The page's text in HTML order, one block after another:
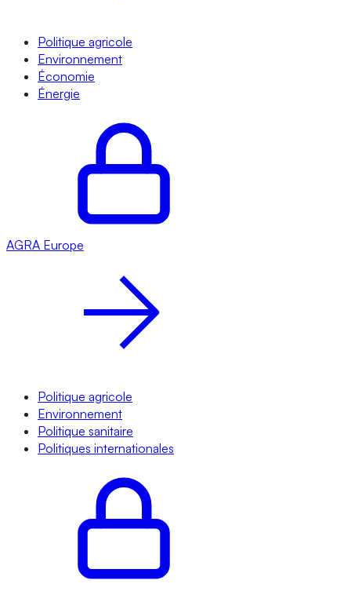
Politique agricole
Environnement
Économie
Énergie
AGRA Europe
Politique agricole
Environnement
Politique sanitaire
Politiques internationales